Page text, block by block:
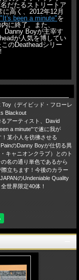
だたるストリートア
高く、2012年12月
"It's been a minute"を
に終了。また、
Danny Boyが主宰す
が人気を博してい
のDeatheadシリー
（デイビッド・フローレ
Blackout
アーティスト、David
a minute"で遂に我が
某小人を彷彿させる
のDanny Boyが仕切る異
キャニオンクラブ）とのト
名の通り単色であるから
立ちます！今後のカラー
のUndeniable Quality
世界限定40体！